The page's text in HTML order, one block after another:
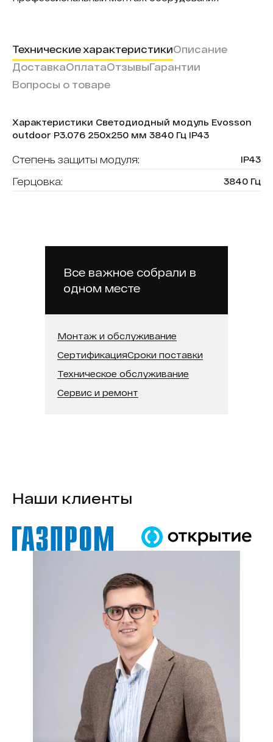
Технические характеристикиОписание
ДоставкаОплатаОтзывыГарантии
Вопросы о товаре
Характеристики Светодиодный модуль Evosson
outdoor P3.076 250х250 мм 3840 Гц IP43
Степень защиты модуля: IP43
Герцовка: 3840 Гц
Размер модуля, мм: 250х250
Шаг пикселя:
Все важное собрали в
одном месте
Монтаж и обслуживание
СертификацияСроки поставки
Техническое обслуживание
Сервис и ремонт
Наши клиенты